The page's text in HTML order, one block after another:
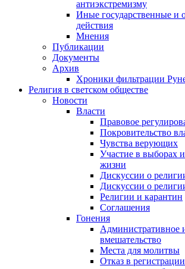
антиэкстремизму
Иные государственные и
действия
Мнения
Публикации
Документы
Архив
Хроники фильтрации
Религия в светском обществе
Новости
Власти
Правовое
Покровительство
Чувства верующих
Участие в выборах
жизни
Дискуссии о
Дискуссии о
Религии и карантин
Соглашения
Гонения
Административное
вмешательство
Места для молитвы
Отказ в